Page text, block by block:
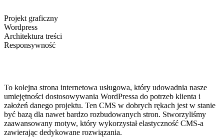
Projekt graficzny
Wordpress
Architektura treści
Responsywność
To kolejna strona internetowa usługowa, który udowadnia nasze
umiejętności dostosowywania WordPressa do potrzeb klienta i
założeń danego projektu. Ten CMS w dobrych rękach jest w stanie
być bazą dla nawet bardzo rozbudowanych stron. Stworzyliśmy
zaawansowany motyw, który wykorzystał elastyczność CMS-a
zawierając dedykowane rozwiązania.